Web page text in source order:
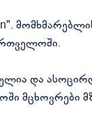
და
მცხოვრები